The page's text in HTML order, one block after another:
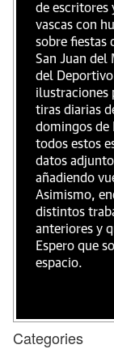
de escritores
vascas con
sobre fiestas
San Juan
del
ilustraciones
tiras diarias
domingos de
todos estos
datos
añadiendo
Asimismo,
distintos
anteriores y
Espero que
espacio.
Categories